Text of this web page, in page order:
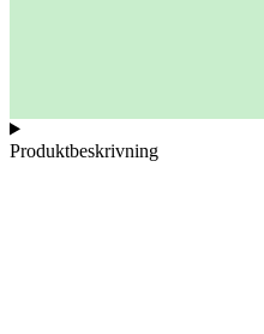
Produktbeskrivning